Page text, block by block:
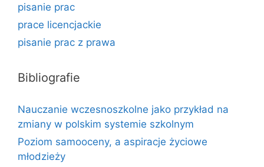
pisanie prac
prace licencjackie
pisanie prac z prawa
Bibliografie
Nauczanie wczesnoszkolne jako przykład na
zmiany w polskim systemie szkolnym
Poziom samooceny, a aspiracje życiowe
młodzieży